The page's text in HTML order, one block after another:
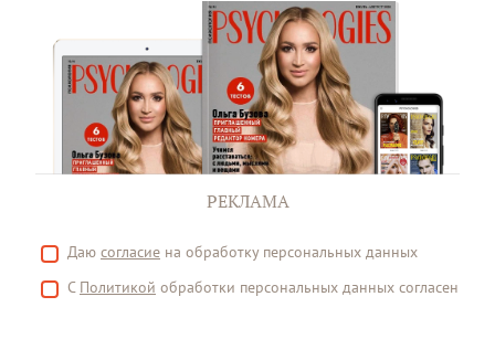
РЕКЛАМА
Даю согласие на обработку персональных данных
С Политикой обработки персональных данных согласен